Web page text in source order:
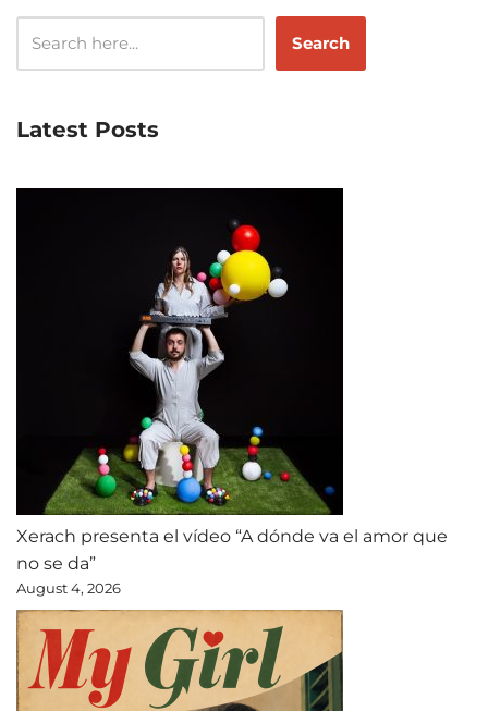
Search
Latest Posts
Xerach presenta el vídeo “A dónde va el amor que
no se da”
August 4, 2026